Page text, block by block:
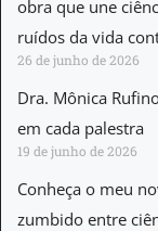
obra que une
ruídos da vida
26 de junho de 2026
Dra. Mônica
em cada palestra
19 de junho de 2026
Conheça o meu
zumbido entre